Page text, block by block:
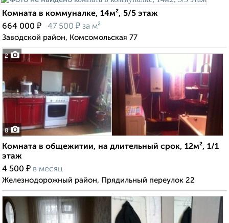
2
Комната в коммуналке, 14м², 5/5 этаж
664 000 ₽ 47 500 ₽ за м²
Заводской район, Комсомольская 77
8
Комната в общежитии, на длительный срок, 12м², 1/1
этаж
4 500 ₽ в месяц
Железнодорожный район, Прядильный переулок 22